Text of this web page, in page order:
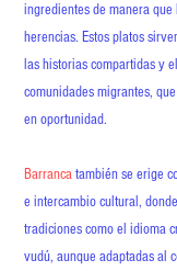
ingredientes de manera
herencias. Estos platos
las historias compartidas y
comunidades migrantes,
en oportunidad.
Barrancatambién se erige
e intercambio cultural,
tradiciones como el idioma
vudú, aunque adaptadas al